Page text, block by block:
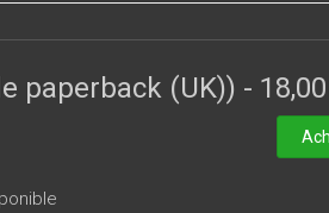
sont ici analysées dans un cadre
à se renouveler, même au-delà des
paperback (UK)) -